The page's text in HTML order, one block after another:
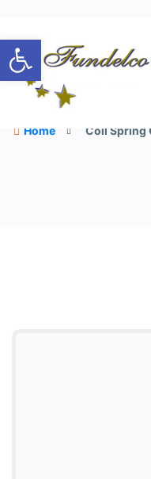
Abrir barra
Coil Spring
Home Coil Spring